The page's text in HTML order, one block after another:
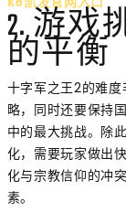
2. 游戏
的平衡
十字军之王2的难
略，同时还要保持
中的最大挑战。除
化，需要玩家做出
化与宗教信仰的冲
素。